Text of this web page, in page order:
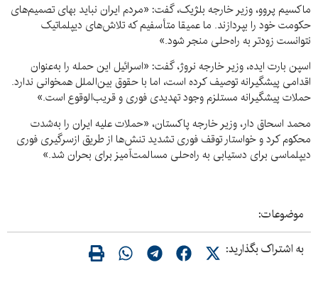
ماکسیم پروو، وزیر خارجه بلژیک، گفت: «مردم ایران نباید بهای تصمیم‌های
حکومت خود را بپردازند. ما عمیقا متأسفیم که تلاش‌های دیپلماتیک
نتوانست زودتر به راه‌حلی منجر شود.»
اسپن بارت ایده، وزیر خارجه نروژ، گفت: «اسرائیل این حمله را به‌عنوان
اقدامی پیشگیرانه توصیف کرده است، اما با حقوق بین‌الملل همخوانی ندارد.
حملات پیشگیرانه مستلزم وجود تهدیدی فوری و قریب‌الوقوع است.»
محمد اسحاق دار، وزیر خارجه پاکستان، «حملات علیه ایران را به‌شدت
محکوم کرد و خواستار توقف فوری تشدید تنش‌ها از طریق ازسرگیری فوری
دیپلماسی برای دستیابی به راه‌حلی مسالمت‌آمیز برای بحران شد.»
موضوعات:
به اشتراک بگذارید: